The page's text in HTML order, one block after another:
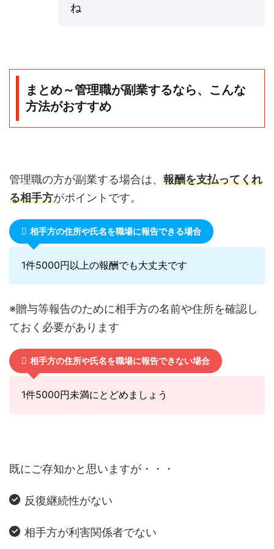
ね
まとめ～管理職が副業するなら、こんな
方法がおすすめ
管理職の方が副業する場合は、 報酬を支払ってくれ
る相手方がポイントです。
相手方の住所や氏名を職場に報告できる場合
1件5000円以上の報酬でも大丈夫です
※贈与等報告のために相手方の名前や住所を確認し
ておく必要があります
相手方の住所や氏名を職場に報告できない場合
1件5000円未満にとどめましょう
既にご存知かと思いますが・・・
反復継続性がない
相手方が利害関係者でない